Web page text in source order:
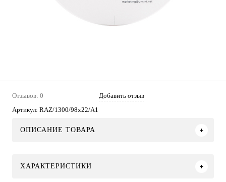
Отзывов: 0
Добавить отзыв
Артикул: RAZ/1300/98x22/A1
ОПИСАНИЕ ТОВАРА
ХАРАКТЕРИСТИКИ